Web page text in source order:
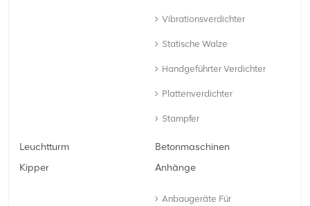
Vibrationsverdichter
Statische Walze
Handgeführter Verdichter
Plattenverdichter
Stampfer
Leuchtturm
Betonmaschinen
Kipper
Anhänge
Anbaugeräte Für